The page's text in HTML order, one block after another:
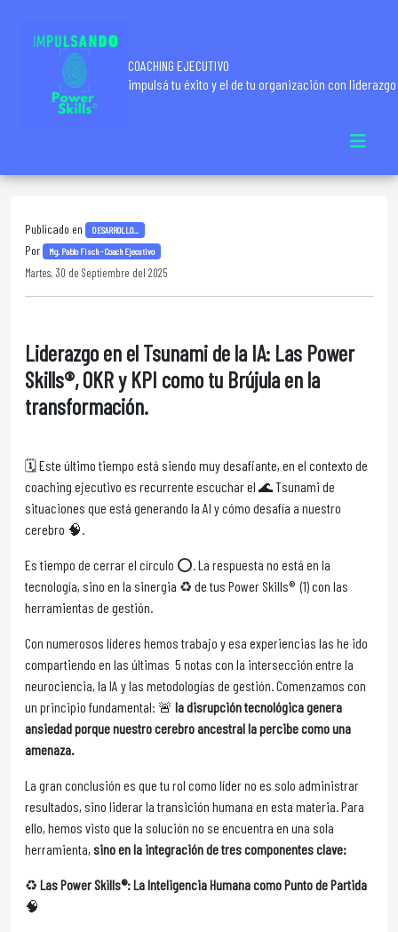
COACHING EJECUTIVO
impulsá tu éxito y el de tu organización con
Publicado en DESARROLLO...
Por Mg. Pablo Fisch - Coach Ejecutivo
Martes, 30 de Septiembre del 2025
Liderazgo en el Tsunami de la IA: Las Power
Skills®, OKR y KPI como tu Brújula en la
transformación.
🗓️ Este último tiempo está siendo muy desafiante, en el contexto de
coaching ejecutivo es recurrente escuchar el 🌊 Tsunami de
situaciones que está generando la AI y cómo desafía a nuestro
cerebro 🧠.
Es tiempo de cerrar el círculo ⭕. La respuesta no está en la
tecnología, sino en la sinergia ♻️ de tus Power Skills® (1) con las
herramientas de gestión.
Con numerosos líderes hemos trabajo y esa experiencias las he ido
compartiendo en las últimas 5 notas con la intersección entre la
neurociencia, la IA y las metodologías de gestión. Comenzamos con
un principio fundamental: 🚨 la disrupción tecnológica genera
ansiedad porque nuestro cerebro ancestral la percibe como una
amenaza.
La gran conclusión es que tu rol como líder no es solo administrar
resultados, sino liderar la transición humana en esta materia. Para
ello, hemos visto que la solución no se encuentra en una sola
herramienta, sino en la integración de tres componentes clave:
♻️ Las Power Skills®: La Inteligencia Humana como Punto de Partida
🧠